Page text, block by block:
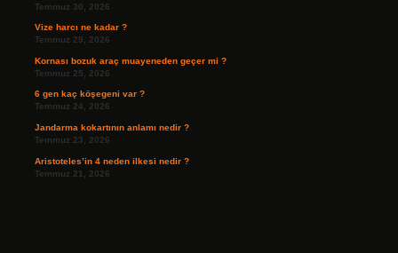
Temmuz 30, 2026
Vize harcı ne kadar ?
Temmuz 29, 2026
Kornası bozuk araç muayeneden geçer mi ?
Temmuz 25, 2026
6 gen kaç köşegeni var ?
Temmuz 24, 2026
Jandarma kokartının anlamı nedir ?
Temmuz 23, 2026
Aristoteles’in 4 neden ilkesi nedir ?
Temmuz 21, 2026